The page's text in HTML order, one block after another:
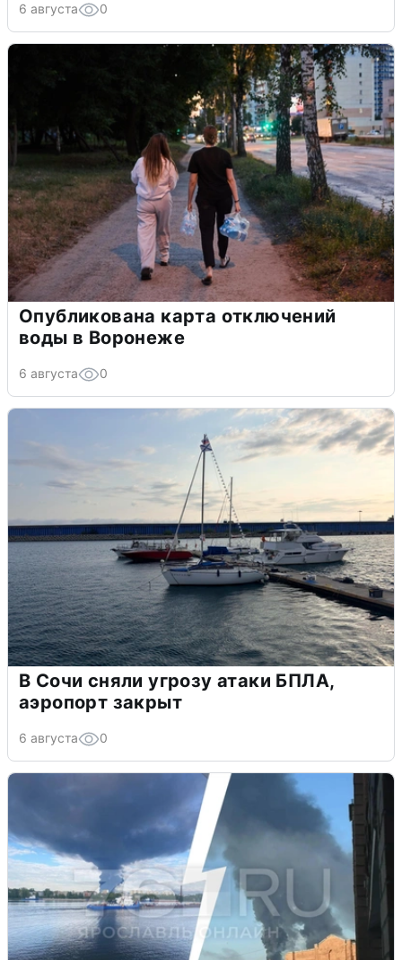
6 августа 0
Опубликована карта отключений
воды в Воронеже
6 августа 0
В Сочи сняли угрозу атаки БПЛА,
аэропорт закрыт
6 августа 0